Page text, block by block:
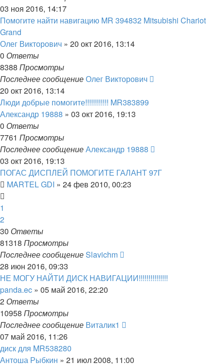
03 ноя 2016, 14:17
Помогите найти навигацию MR 394832 Mitsubishi Chariot
Grand
Олег Викторович » 20 окт 2016, 13:14
0 Ответы
8388 Просмотры
Последнее сообщениеОлег Викторович
20 окт 2016, 13:14
Люди добрые помогите!!!!!!!!!!!! MR383899
Александр 19888 » 03 окт 2016, 19:13
0 Ответы
7761 Просмотры
Последнее сообщениеАлександр 19888
03 окт 2016, 19:13
ПОГАС ДИСПЛЕЙ ПОМОГИТЕ ГАЛАНТ 97Г
MARTEL GDI » 24 фев 2010, 00:23
1
2
30 Ответы
81318 Просмотры
Последнее сообщениеSlavichm
28 июн 2016, 09:33
НЕ МОГУ НАЙТИ ДИСК НАВИГАЦИИ!!!!!!!!!!!!!!!
panda.ec » 05 май 2016, 22:20
2 Ответы
10958 Просмотры
Последнее сообщение Виталик1
07 май 2016, 11:26
диск для MR538280
Антоша Рыбкин » 21 июл 2008, 11:00